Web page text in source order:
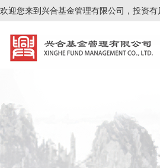
欢迎您来到兴合基金管理有限公司，投资有